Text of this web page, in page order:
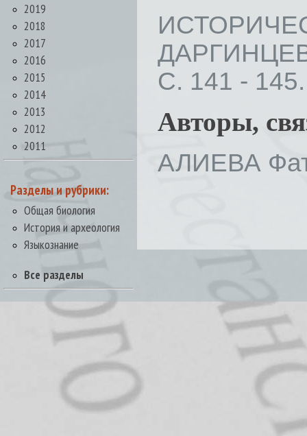
2019
2018
2017
2016
2015
2014
2013
2012
2011
Разделы и рубрики:
Общая биология
История и археология
Языкознание
Все разделы
С. 141 - 145.
Авторы,
АЛИЕВА